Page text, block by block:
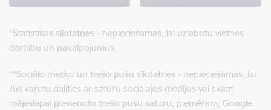
*Statistikas sīkdatnes - nepieciešamas, lai uzlabotu vietnes
darbību un pakalpojumus.
**Sociālo mediju un trešo pušu sīkdatnes - nepieciešamas, lai
Jūs varētu dalīties ar saturu sociālajos medijos vai skatīt
mājaslapai pievienoto trešo pušu saturu, piemēram, Google